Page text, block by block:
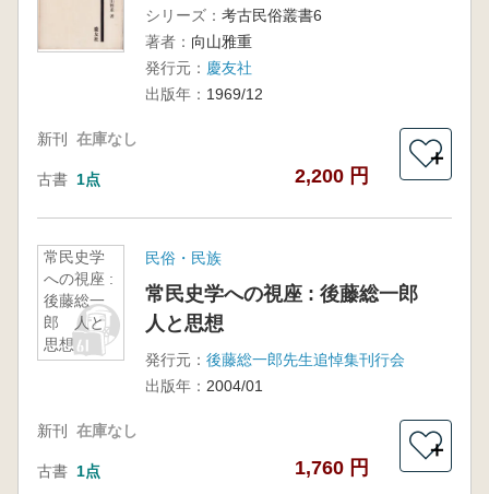
シリーズ： 考古民俗叢書6
著者： 向山雅重
発行元： 慶友社
出版年： 1969/12
新刊 在庫なし
古書 1点 2,200 円
＋
常民史学
への視座 :
後藤総一
郎 人と
思想
民俗・民族
常民史学への視座 : 後藤総一郎
人と思想
発行元： 後藤総一郎先生追悼集刊行会
出版年： 2004/01
新刊 在庫なし
古書 1点 1,760 円
＋